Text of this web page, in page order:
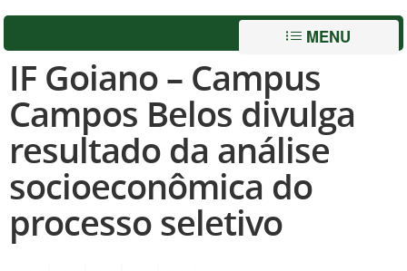
MENU
IF Goiano – Campus
Campos Belos divulga
resultado da análise
socioeconômica do
processo seletivo